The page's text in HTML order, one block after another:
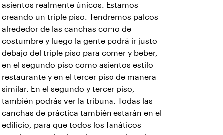
asientos realmente únicos. Estamos
creando un triple piso. Tendremos palcos
alrededor de las canchas como de
costumbre y luego la gente podrá ir justo
debajo del triple piso para comer y beber,
en el segundo piso como asientos estilo
restaurante y en el tercer piso de manera
similar. En el segundo y tercer piso,
también podrás ver la tribuna. Todas las
canchas de práctica también estarán en el
edificio, para que todos los fanáticos